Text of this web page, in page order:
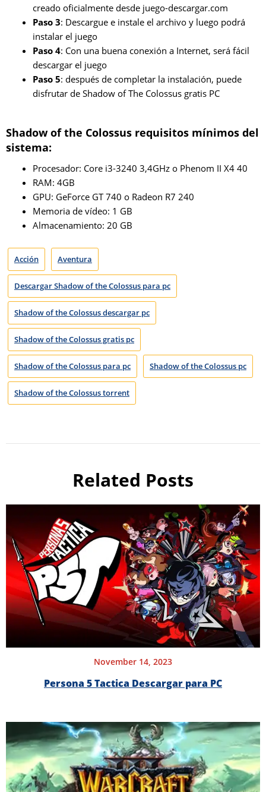
creado oficialmente desde juego-descargar.com
Paso 3: Descargue e instale el archivo y luego podrá
instalar el juego
Paso 4: Con una buena conexión a Internet, será fácil
descargar el juego
Paso 5: después de completar la instalación, puede
disfrutar de Shadow of The Colossus gratis PC
Shadow of the Colossus requisitos mínimos del
sistema:
Procesador: Core i3-3240 3,4GHz o Phenom II X4 40
RAM: 4GB
GPU: GeForce GT 740 o Radeon R7 240
Memoria de vídeo: 1 GB
Almacenamiento: 20 GB
Acción Aventura
Descargar Shadow of the Colossus para pc
Shadow of the Colossus descargar pc
Shadow of the Colossus gratis pc
Shadow of the Colossus para pc Shadow of the Colossus pc
Shadow of the Colossus torrent
Related Posts
November 14, 2023
Persona 5 Tactica Descargar para PC